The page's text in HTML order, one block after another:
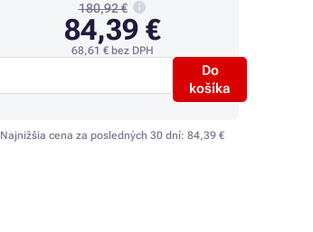
180,92 €
84,39 €
68,61 €bez DPH
Do
košíka
Najnižšia cena za posledných 30 dní: 84,39 €